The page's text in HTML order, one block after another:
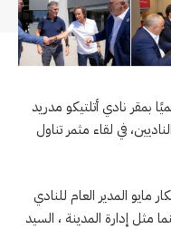
بمقر نادي أتلتيكو مدريد
في لقاء مثمر تناول
مايو المدير العام للنادي
إدارة المدينة ، السيد